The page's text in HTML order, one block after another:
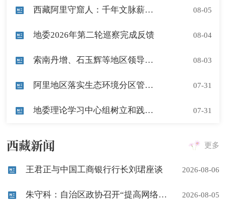
西藏阿里守窟人：千年文脉薪火相传 08-05
地委2026年第二轮巡察完成反馈 08-04
索南丹增、石玉辉等地区领导走访慰问驻阿部队官兵 08-03
阿里地区落实生态环境分区管控 全力筑牢高原生态安全屏障 07-31
地委理论学习中心组树立和践行正确政绩观学习教育第4次专题研讨会召开 07-31
西藏新闻 更多
王君正与中国工商银行行长刘珺座谈 2026-08-06
朱守科：自治区政协召开“提高网络空间法治化水平助力营造健康向上的网... 2026-08-05